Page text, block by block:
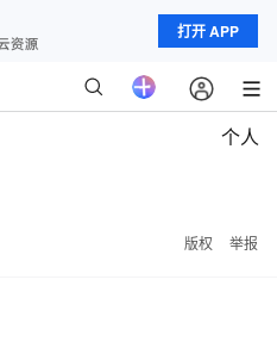
打开 APP
个人
版权 举报